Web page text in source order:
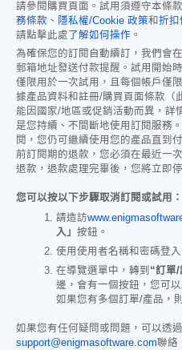
請參閱購買頁面。試用須遵守本條
務條款 、 隱私權/Cookie 政策和折扣
請點擊此處 了解如何操作 。
為確保您的訂閱自動續訂，我們會
郵箱地址發送付款提醒。試用開始
僅限用於一次試用，且每個帳戶僅
據產品資料和註冊/購買頁面條款（
能因國家/地區或促銷活動而異，詳
是您持續、不間斷地使用訂閱服務
閱，您仍可繼續使用您的產品直到
前訂閱期的退款，您必須在最近一
退款，退款處理完畢後，您將立即
您可以按以下步驟取消訂閱或試用：
請造訪
入」 按鈕。
使用使用者名稱和密碼登入
在導覽選單中，轉到 “訂單/
邊，會有一個按鈕，您可
如果您有多個訂單/產品，
如果您有任何疑問或問題，可以透
support@enigmasoftware.com聯絡